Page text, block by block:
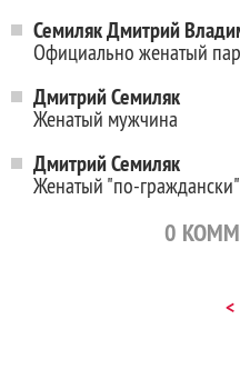
Семиляк Дмитрий
Официально женатый
Дмитрий Семиляк
Женатый мужчина
Дмитрий Семиляк
Женатый "по-граждански"
0
<